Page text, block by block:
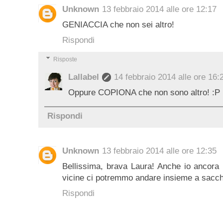
Unknown 13 febbraio 2014 alle ore 12:17
GENIACCIA che non sei altro!
Rispondi
Risposte
Lallabel
14 febbraio 2014 alle ore
Oppure COPIONA che non sono altro! :P
Rispondi
Unknown 13 febbraio 2014 alle ore 12:35
Bellissima, brava Laura! Anche io
vicine ci potremmo andare insieme a
Rispondi